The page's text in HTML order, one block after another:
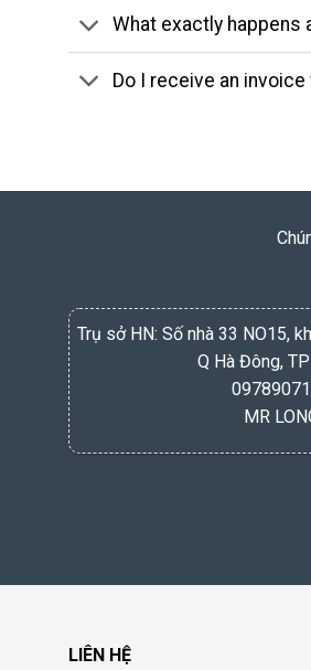
What exactly happens
Do I receive an
Trụ sở HN: Số nhà 33 NO15,
Q Hà Đông,
MR
LIÊN HỆ